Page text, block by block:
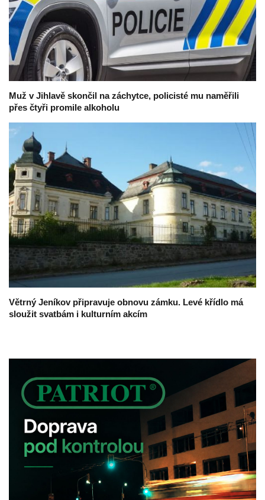
Muž v Jihlavě skončil na záchytce, policisté mu naměřili
přes čtyři promile alkoholu
Větrný Jeníkov připravuje obnovu zámku. Levé křídlo má
sloužit svatbám i kulturním akcím